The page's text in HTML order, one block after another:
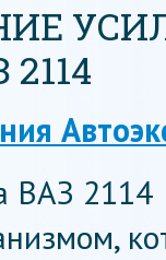
ВАЗ 2114